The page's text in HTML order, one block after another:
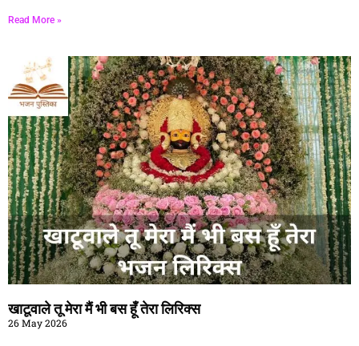
Read More »
खाटूवाले तू मेरा मैं भी बस हूँ तेरा लिरिक्स
26 May 2026